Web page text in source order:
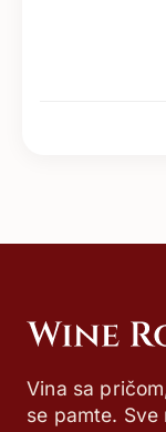
Vina sa
se pamte. Sve